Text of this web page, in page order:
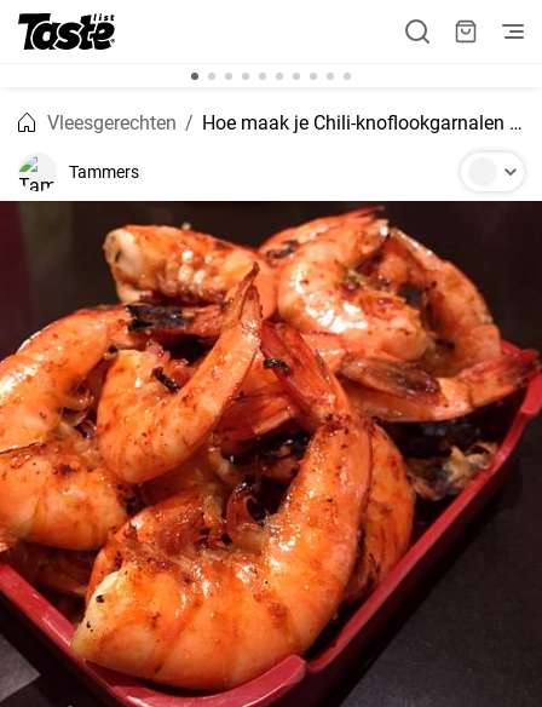
Vleesgerechten Hoe maak je Chili-knoflookgarnalen klaar?
Tammers